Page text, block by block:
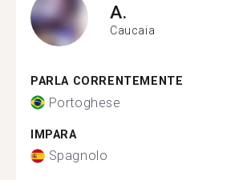
A.
Caucaia
PARLA CORRENTEMENTE
Portoghese
IMPARA
Spagnolo